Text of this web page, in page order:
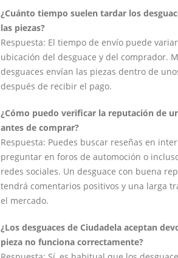
¿Cuánto tiempo suelen tardar los
las piezas?
Respuesta: El tiempo de envío puede
ubicación del desguace y del comprador.
desguaces envían las piezas dentro de
después de recibir el pago.
¿Cómo puedo verificar la reputación de
antes de comprar?
Respuesta: Puedes buscar reseñas en
preguntar en foros de automoción o
redes sociales. Un desguace con buena
tendrá comentarios positivos y una larga
el mercado.
¿Los desguaces de Ciudadela aceptan
pieza no funciona correctamente?